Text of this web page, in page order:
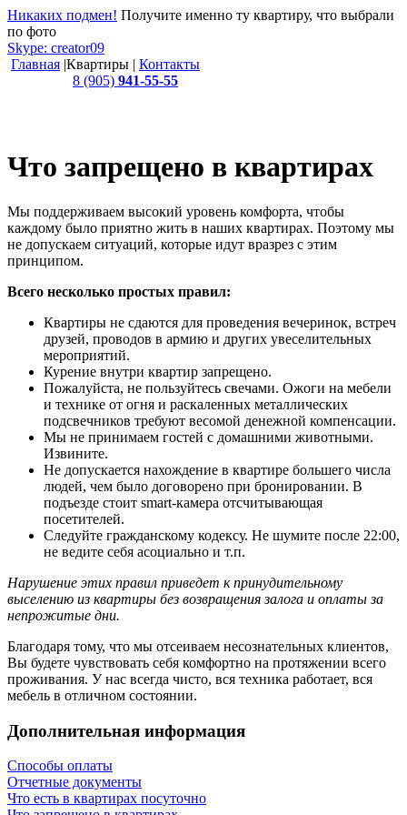
Никаких подмен! Получите именно ту квартиру, что выбрали
по фото
Skype: creator09
Главная |Квартиры | Контакты
8 (905) 941-55-55
Что запрещено в квартирах
Мы поддерживаем высокий уровень комфорта, чтобы
каждому было приятно жить в наших квартирах. Поэтому мы
не допускаем ситуаций, которые идут вразрез с этим
принципом.
Всего несколько простых правил:
Квартиры не сдаются для проведения вечеринок, встреч
друзей, проводов в армию и других увеселительных
мероприятий.
Курение внутри квартир запрещено.
Пожалуйста, не пользуйтесь свечами. Ожоги на мебели
и технике от огня и раскаленных металлических
подсвечников требуют весомой денежной компенсации.
Мы не принимаем гостей с домашними животными.
Извините.
Не допускается нахождение в квартире большего числа
людей, чем было договорено при бронировании. В
подъезде стоит smart-камера отсчитывающая
посетителей.
Следуйте гражданскому кодексу. Не шумите после 22:00,
не ведите себя асоциально и т.п.
Нарушение этих правил приведет к принудительному
выселению из квартиры без возвращения залога и оплаты за
непрожитые дни.
Благодаря тому, что мы отсеиваем несознательных клиентов,
Вы будете чувствовать себя комфортно на протяжении всего
проживания. У нас всегда чисто, вся техника работает, вся
мебель в отличном состоянии.
Дополнительная информация
Способы оплаты
Отчетные документы
Что есть в квартирах посуточно